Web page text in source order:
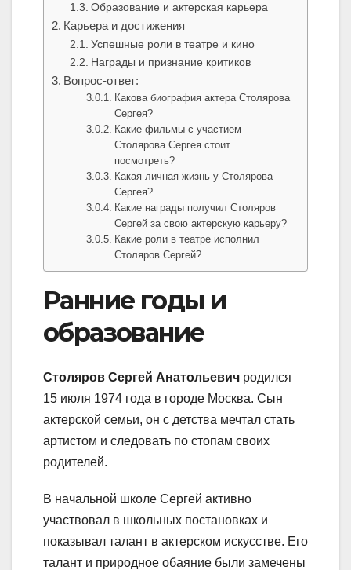
Образование и актерская карьера
Карьера и достижения
Успешные роли в театре и кино
Награды и признание критиков
Вопрос-ответ:
Какова биография актера Столярова
Сергея?
Какие фильмы с участием
Столярова Сергея стоит
посмотреть?
Какая личная жизнь у Столярова
Сергея?
Какие награды получил Столяров
Сергей за свою актерскую карьеру?
Какие роли в театре исполнил
Столяров Сергей?
Ранние годы и
образование
Столяров Сергей Анатольевич родился
15 июля 1974 года в городе Москва. Сын
актерской семьи, он с детства мечтал стать
артистом и следовать по стопам своих
родителей.
В начальной школе Сергей активно
участвовал в школьных постановках и
показывал талант в актерском искусстве. Его
талант и природное обаяние были замечены